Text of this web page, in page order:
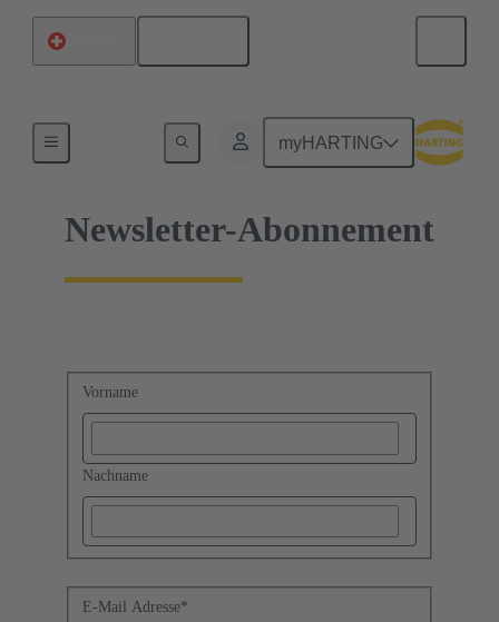
myHARTING
Newsletter-Abonnement
Vorname
Nachname
E-Mail Adresse*